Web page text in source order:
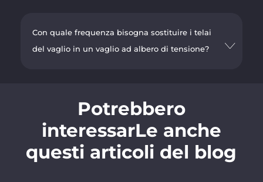
Con quale frequenza bisogna sostituire i telai
del vaglio in un vaglio ad albero di tensione?
Potrebbero
interessarLe anche
questi articoli del blog